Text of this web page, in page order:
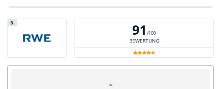
5. 91 /100
BEWERTUNG
–